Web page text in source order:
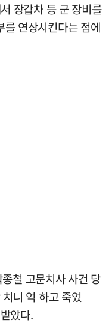
장갑차 등 군 장비를
를 연상시킨다는 점에
철 고문치사 사건 당
니 억 하고 죽었
았다.